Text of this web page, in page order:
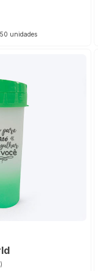
unidades